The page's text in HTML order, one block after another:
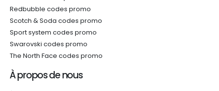
Redbubble codes promo
Scotch & Soda codes promo
Sport system codes promo
Swarovski codes promo
The North Face codes promo
À propos de nous